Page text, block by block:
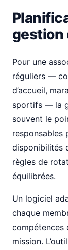
gestion
Pour une
réguliers —
d’accueil,
sportifs — la
souvent le
responsables
disponibilités
règles de
équilibrées.
Un logiciel
chaque
compétences
mission.